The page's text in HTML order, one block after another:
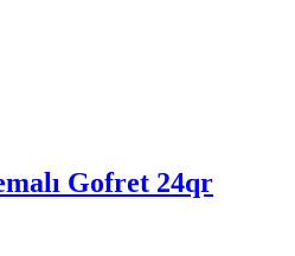
Gofret 24qr